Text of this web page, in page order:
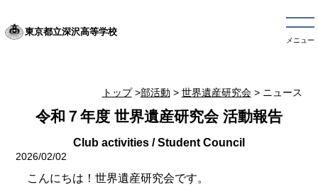
東京都立深沢高等学校
メニュー
トップ>部活動 > 世界遺産研究会> ニュース
令和７年度 世界遺産研究会 活動報告
2026/02/02
こんにちは！世界遺産研究会です。